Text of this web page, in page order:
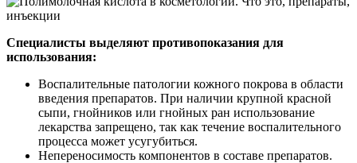
Специалисты выделяют противопоказания для
использования:
Воспалительные патологии кожного покрова в области
введения препаратов. При наличии крупной красной
сыпи, гнойников или гнойных ран использование
лекарства запрещено, так как течение воспалительного
процесса может усугубиться.
Непереносимость компонентов в составе препаратов.